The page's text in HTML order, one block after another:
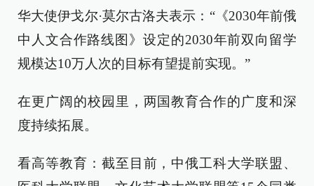
华大使伊戈尔·莫尔古洛夫表示：“《2030年前俄
中人文合作路线图》设定的2030年前双向留学
规模达10万人次的目标有望提前实现。”
在更广阔的校园里，两国教育合作的广度和深
度持续拓展。
看高等教育：截至目前，中俄工科大学联盟、